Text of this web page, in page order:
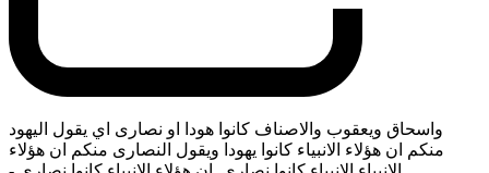
واسحاق ويعقوب والاصناف كانوا هودا او نصارى اي يقول اليهود
منكم ان هؤلاء الانبياء كانوا يهودا ويقول النصارى منكم ان هؤلاء